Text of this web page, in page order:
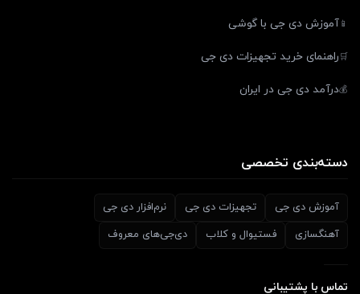
📱آموزش دی جی با گوشی
🛒راهنمای خرید تجهیزات دی جی
💰درآمد دی جی در ایران
دسته‌بندی تخصصی
آموزش دی جی تجهیزات دی جی
نرم‌افزار دی جی
آهنگسازی
فستیوال و کلاب دی‌جی‌های معروف
تماس با پشتیبانی